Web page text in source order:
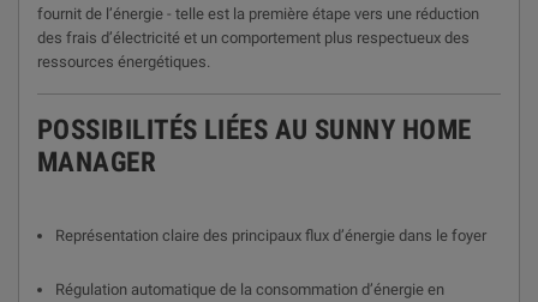
fournit de l’énergie - telle est la première étape vers une réduction
des frais d’électricité et un comportement plus respectueux des
ressources énergétiques.
POSSIBILITÉS LIÉES AU SUNNY HOME
MANAGER
Représentation claire des principaux flux d’énergie dans le foyer
Régulation automatique de la consommation d’énergie en